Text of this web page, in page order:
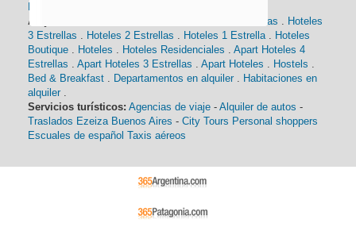
Alojamiento:
Hoteles 4 Estrellas
Hoteles
3 Estrellas
Hoteles 2 Estrellas Hoteles 1 Estrella
Hoteles
Boutique
Hoteles Hoteles Residenciales
Apart Hoteles 4
Estrellas
Apart Hoteles 3 Estrellas Apart Hoteles Hostels
Bed & Breakfast
Departamentos en alquiler
Habitaciones en
alquiler
Servicios turísticos: Agencias de viaje - Alquiler de autos -
Traslados Ezeiza Buenos Aires - City Tours Personal shoppers
Escuales de español Taxis aéreos